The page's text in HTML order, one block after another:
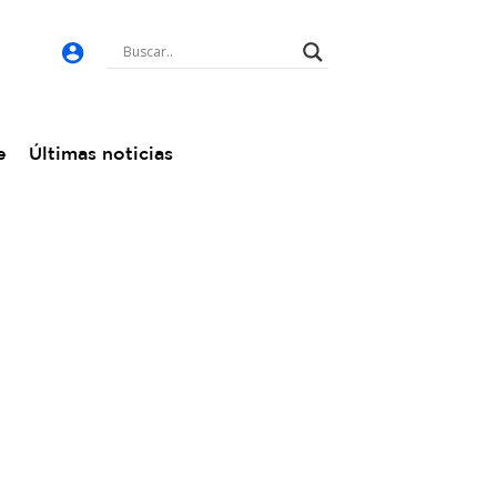
Últimas noticias